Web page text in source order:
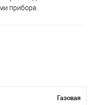
прибора.
Газовая